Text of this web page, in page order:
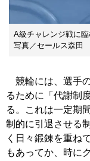
A級チャレンジ戦に
写真／セールス森田
競輪には、選手
るために「代謝制
る。これは一定期
制的に引退させる
く日々鍛錬を重ね
もあってか、時に